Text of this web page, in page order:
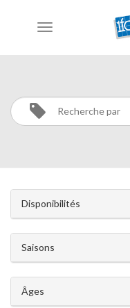
Toggle
LANGUES
Activités
Disponibilités
Saisons
Âges